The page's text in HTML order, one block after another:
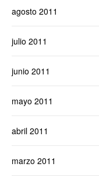
agosto 2011
julio 2011
junio 2011
mayo 2011
abril 2011
marzo 2011